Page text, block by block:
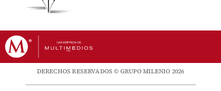
DERECHOS RESERVADOS © GRUPO MILENIO 2026